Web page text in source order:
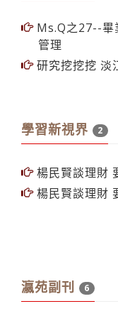
Ms.Q之27--畢
管理
研究挖挖挖 淡
學習新視界 2
楊民賢談理財
楊民賢談理財
瀛苑副刊 6